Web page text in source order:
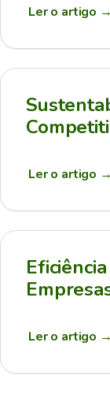
Ler o artigo →
Ler o artigo →
Ler o artigo →